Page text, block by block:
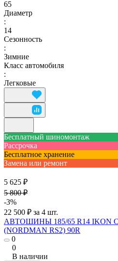
65
Диаметр
:
14
Сезонность
:
Зимние
Класс автомобиля
:
Легковые
Бесплатный шиномонтаж
Рассрочка
Бесплатное хранение
Замена или ремонт
5 625 ₽
5 800 ₽
-3%
22 500 ₽ за 4 шт.
АВТОШИНЫ 185/65 R14 IKON
(NORDMAN RS2) 90R
0
0
В наличии